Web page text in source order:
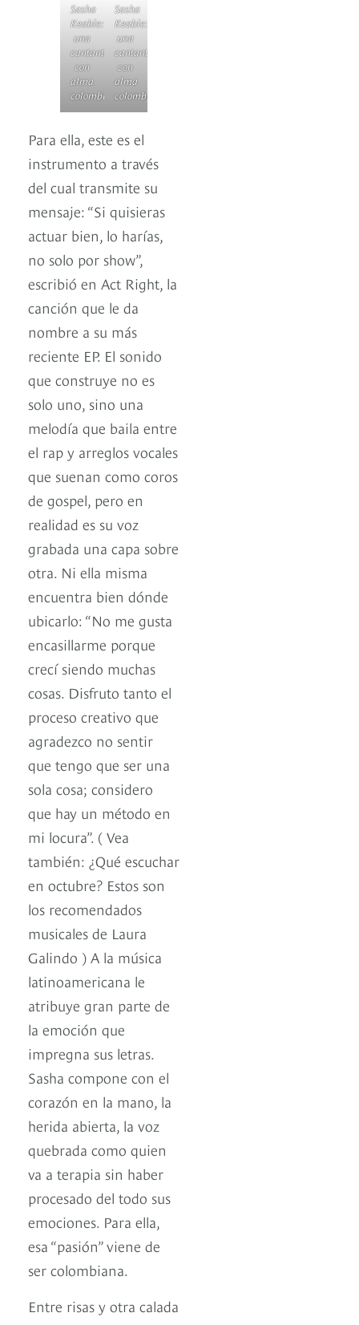
Sasha
Keable:
una
cantante
con
alma
colombiana
Sasha
Keable:
una
cantante
con
alma
colombiana
Para ella, este es el
instrumento a través
del cual transmite su
mensaje: “Si quisieras
actuar bien, lo harías,
no solo por show”,
escribió en Act Right, la
canción que le da
nombre a su más
reciente EP. El sonido
que construye no es
solo uno, sino una
melodía que baila entre
el rap y arreglos vocales
que suenan como coros
de gospel, pero en
realidad es su voz
grabada una capa sobre
otra. Ni ella misma
encuentra bien dónde
ubicarlo: “No me gusta
encasillarme porque
crecí siendo muchas
cosas. Disfruto tanto el
proceso creativo que
agradezco no sentir
que tengo que ser una
sola cosa; considero
que hay un método en
mi locura”. ( Vea
también: ¿Qué escuchar
en octubre? Estos son
los recomendados
musicales de Laura
Galindo ) A la música
latinoamericana le
atribuye gran parte de
la emoción que
impregna sus letras.
Sasha compone con el
corazón en la mano, la
herida abierta, la voz
quebrada como quien
va a terapia sin haber
procesado del todo sus
emociones. Para ella,
esa “pasión” viene de
ser colombiana.
Entre risas y otra calada